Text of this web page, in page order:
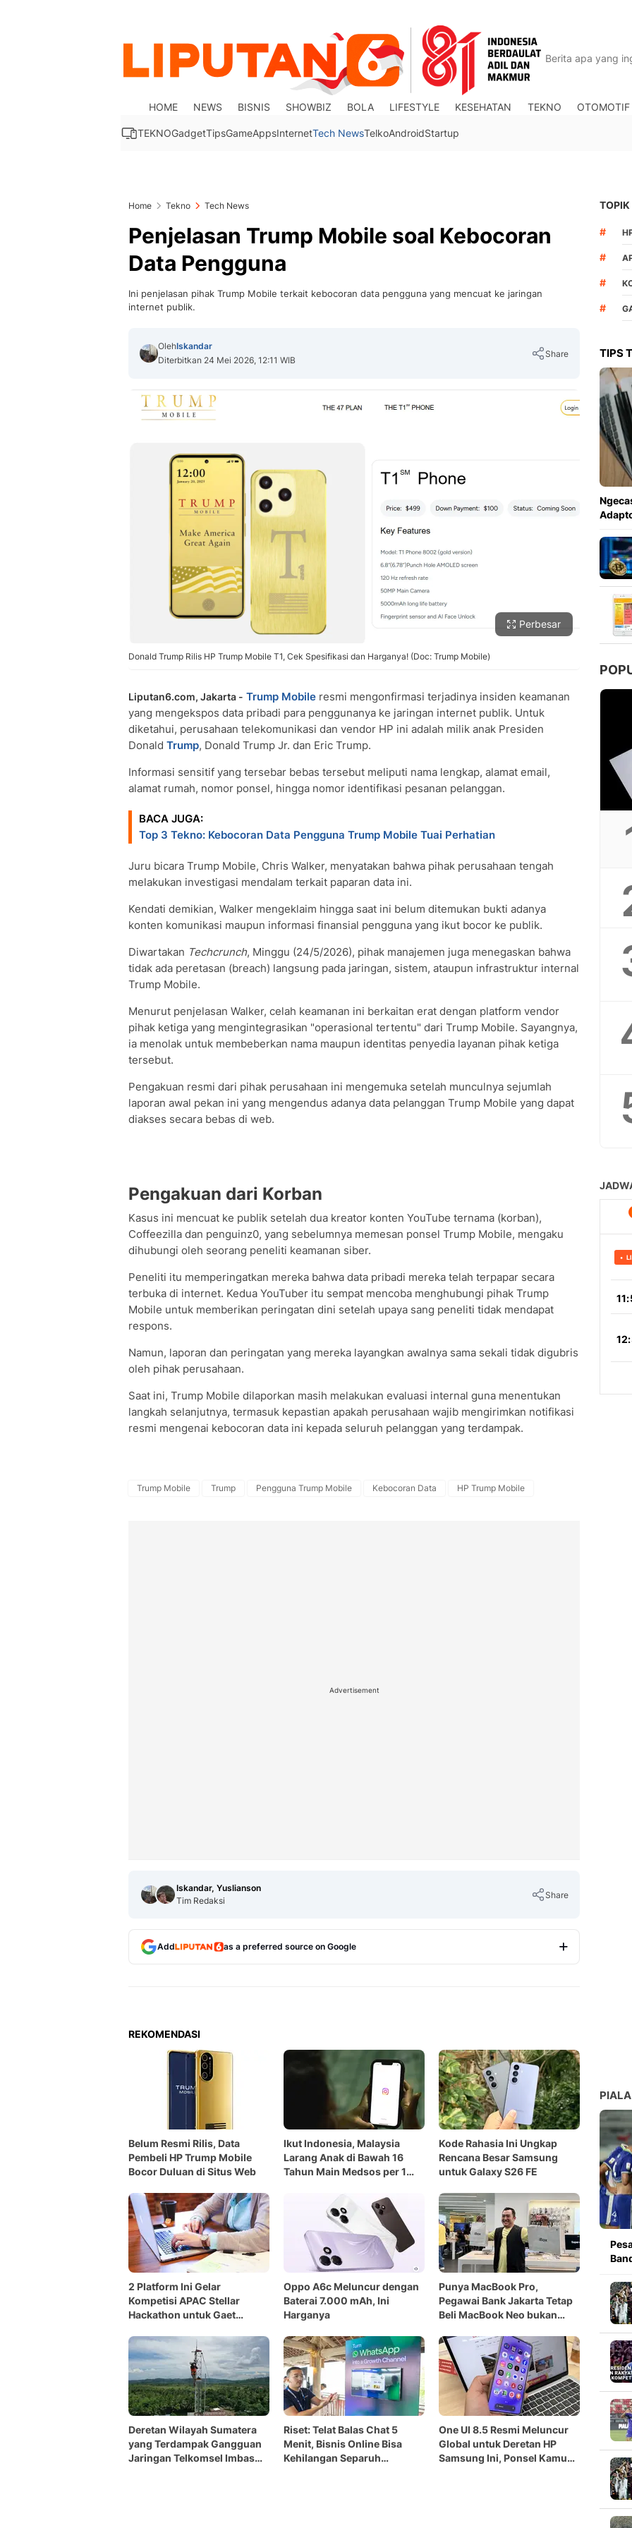
HOME NEWS BISNIS SHOWBIZ BOLA LIFESTYLE KESEHATAN TEKNO OTOMOTIF
TEKNOGadgetTipsGameAppsInternetTech NewsTelkoAndroidStartup
Home Tekno Tech News
Penjelasan Trump Mobile soal Kebocoran
Data Pengguna
Ini penjelasan pihak Trump Mobile terkait kebocoran data pengguna yang mencuat ke jaringan
internet publik.
OlehIskandar
Diterbitkan 24 Mei 2026, 12:11 WIB
Share
Perbesar
Donald Trump Rilis HP Trump Mobile T1, Cek Spesifikasi dan Harganya! (Doc: Trump Mobile)
Liputan6.com, Jakarta - Trump Mobile resmi mengonfirmasi terjadinya insiden keamanan
yang mengekspos data pribadi para penggunanya ke jaringan internet publik. Untuk
diketahui, perusahaan telekomunikasi dan vendor HP ini adalah milik anak Presiden
Donald Trump, Donald Trump Jr. dan Eric Trump.
Informasi sensitif yang tersebar bebas tersebut meliputi nama lengkap, alamat email,
alamat rumah, nomor ponsel, hingga nomor identifikasi pesanan pelanggan.
BACA JUGA:
Top 3 Tekno: Kebocoran Data Pengguna Trump Mobile Tuai Perhatian
Juru bicara Trump Mobile, Chris Walker, menyatakan bahwa pihak perusahaan tengah
melakukan investigasi mendalam terkait paparan data ini.
Kendati demikian, Walker mengeklaim hingga saat ini belum ditemukan bukti adanya
konten komunikasi maupun informasi finansial pengguna yang ikut bocor ke publik.
Diwartakan Techcrunch, Minggu (24/5/2026), pihak manajemen juga menegaskan bahwa
tidak ada peretasan (breach) langsung pada jaringan, sistem, ataupun infrastruktur internal
Trump Mobile.
Menurut penjelasan Walker, celah keamanan ini berkaitan erat dengan platform vendor
pihak ketiga yang mengintegrasikan "operasional tertentu" dari Trump Mobile. Sayangnya,
ia menolak untuk membeberkan nama maupun identitas penyedia layanan pihak ketiga
tersebut.
Pengakuan resmi dari pihak perusahaan ini mengemuka setelah munculnya sejumlah
laporan awal pekan ini yang mengendus adanya data pelanggan Trump Mobile yang dapat
diakses secara bebas di web.
Pengakuan dari Korban
Kasus ini mencuat ke publik setelah dua kreator konten YouTube ternama (korban),
Coffeezilla dan penguinz0, yang sebelumnya memesan ponsel Trump Mobile, mengaku
dihubungi oleh seorang peneliti keamanan siber.
Peneliti itu memperingatkan mereka bahwa data pribadi mereka telah terpapar secara
terbuka di internet. Kedua YouTuber itu sempat mencoba menghubungi pihak Trump
Mobile untuk memberikan peringatan dini setelah upaya sang peneliti tidak mendapat
respons.
Namun, laporan dan peringatan yang mereka layangkan awalnya sama sekali tidak digubris
oleh pihak perusahaan.
Saat ini, Trump Mobile dilaporkan masih melakukan evaluasi internal guna menentukan
langkah selanjutnya, termasuk kepastian apakah perusahaan wajib mengirimkan notifikasi
resmi mengenai kebocoran data ini kepada seluruh pelanggan yang terdampak.
Trump Mobile Trump Pengguna Trump Mobile Kebocoran Data HP Trump Mobile
Advertisement
Iskandar, Yuslianson
Tim Redaksi
Share
Add as a preferred source on Google
REKOMENDASI
Belum Resmi Rilis, Data
Pembeli HP Trump Mobile
Bocor Duluan di Situs Web
Ikut Indonesia, Malaysia
Larang Anak di Bawah 16
Tahun Main Medsos per 1
Kode Rahasia Ini Ungkap
Rencana Besar Samsung
untuk Galaxy S26 FE
2 Platform Ini Gelar
Kompetisi APAC Stellar
Hackathon untuk Gaet
Oppo A6c Meluncur dengan
Baterai 7.000 mAh, Ini
Harganya
Punya MacBook Pro,
Pegawai Bank Jakarta Tetap
Beli MacBook Neo bukan
Deretan Wilayah Sumatera
yang Terdampak Gangguan
Jaringan Telkomsel Imbas
Riset: Telat Balas Chat 5
Menit, Bisnis Online Bisa
Kehilangan Separuh
One UI 8.5 Resmi Meluncur
Global untuk Deretan HP
Samsung Ini, Ponsel Kamu
TOPIK
#
#
#
#
TIPS